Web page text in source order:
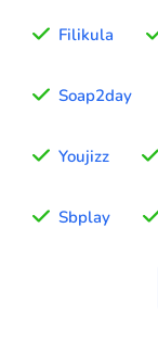
Filikula
Soap2day
Youjizz
Sbplay